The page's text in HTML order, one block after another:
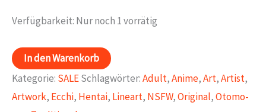
Verfügbarkeit: Nur noch 1 vorrätig
Request
20-
06-
In den Warenkorb
Kategorie: SALESchlagwörter:Adult,Anime,Art,Artist,
Artwork, Ecchi, Hentai, Lineart, NSFW,Original,Otomo-